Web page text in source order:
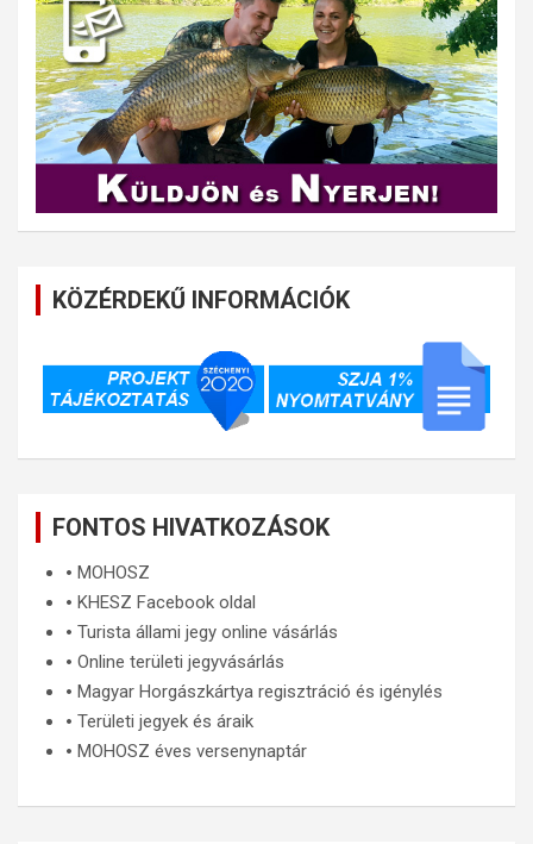
KÖZÉRDEKŰ INFORMÁCIÓK
FONTOS HIVATKOZÁSOK
🞄 MOHOSZ
🞄 KHESZ Facebook oldal
🞄 Turista állami jegy online vásárlás
🞄 Online területi jegyvásárlás
🞄 Magyar Horgászkártya regisztráció és igénylés
🞄 Területi jegyek és áraik
🞄 MOHOSZ éves versenynaptár